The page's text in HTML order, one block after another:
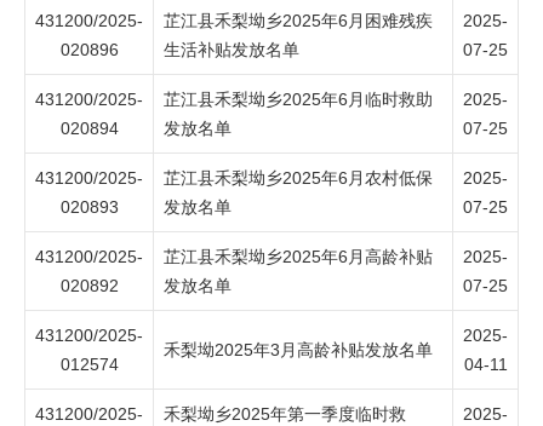
431200/2025-
020896
芷江县禾梨坳乡2025年6月困难残疾
生活补贴发放名单
2025-
07-25
431200/2025-
020894
芷江县禾梨坳乡2025年6月临时救助
发放名单
2025-
07-25
431200/2025-
020893
芷江县禾梨坳乡2025年6月农村低保
发放名单
2025-
07-25
431200/2025-
020892
芷江县禾梨坳乡2025年6月高龄补贴
发放名单
2025-
07-25
431200/2025-
012574
禾梨坳2025年3月高龄补贴发放名单
2025-
04-11
431200/2025-
禾梨坳乡2025年第一季度临时救
2025-